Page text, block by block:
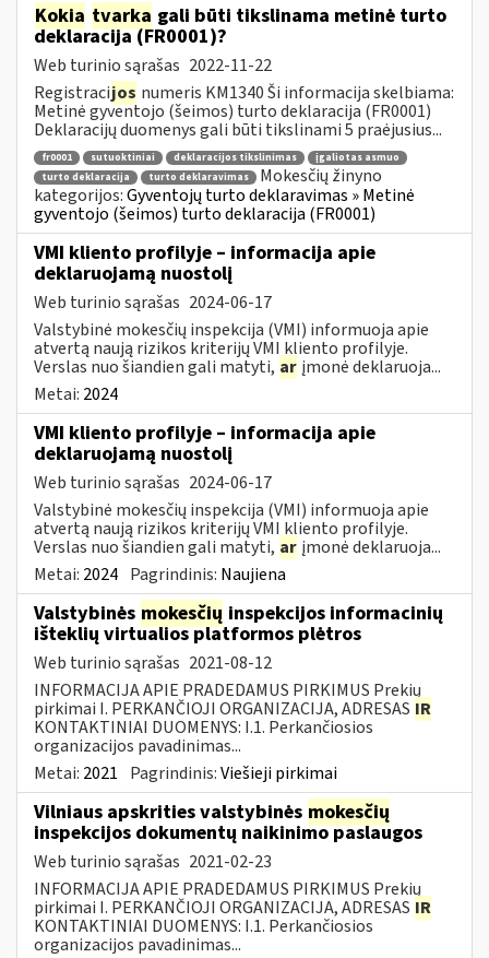
Kokia tvarka gali būti tikslinama metinė turto
deklaracija (FR0001)?
Web turinio sąrašas 2022-11-22
Registracijos numeris KM1340 Ši informacija skelbiama:
Metinė gyventojo (šeimos) turto deklaracija (FR0001)
Deklaracijų duomenys gali būti tikslinami 5 praėjusius...
fr0001 sutuoktiniai deklaracijos tikslinimas
įgaliotas asmuo
turto deklaracija
turto deklaravimas
Mokesčių žinyno
kategorijos:Gyventojų turto deklaravimas » Metinė
gyventojo (šeimos) turto deklaracija (FR0001)
VMI kliento profilyje – informacija apie
deklaruojamą nuostolį
Web turinio sąrašas 2024-06-17
Valstybinė mokesčių inspekcija (VMI) informuoja apie
atvertą naują rizikos kriterijų VMI kliento profilyje.
Verslas nuo šiandien gali matyti, ar įmonė deklaruoja...
Metai: 2024
VMI kliento profilyje – informacija apie
deklaruojamą nuostolį
Web turinio sąrašas 2024-06-17
Valstybinė mokesčių inspekcija (VMI) informuoja apie
atvertą naują rizikos kriterijų VMI kliento profilyje.
Verslas nuo šiandien gali matyti, ar įmonė deklaruoja...
Metai: 2024 Pagrindinis: Naujiena
Valstybinės mokesčių inspekcijos informacinių
išteklių virtualios platformos plėtros
Web turinio sąrašas 2021-08-12
INFORMACIJA APIE PRADEDAMUS PIRKIMUS Prekių
pirkimai I. PERKANČIOJI ORGANIZACIJA, ADRESAS IR
KONTAKTINIAI DUOMENYS: I.1. Perkančiosios
organizacijos pavadinimas...
Metai: 2021 Pagrindinis:Viešieji pirkimai
Vilniaus apskrities valstybinės mokesčių
inspekcijos dokumentų naikinimo paslaugos
Web turinio sąrašas 2021-02-23
INFORMACIJA APIE PRADEDAMUS PIRKIMUS Prekių
pirkimai I. PERKANČIOJI ORGANIZACIJA, ADRESAS IR
KONTAKTINIAI DUOMENYS: I.1. Perkančiosios
organizacijos pavadinimas...